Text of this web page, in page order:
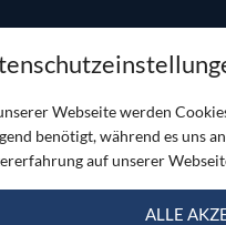
- Dim-Ice
- DIM-ICE
Webseite werden
benötigt, während es uns
auf unserer
ALLE